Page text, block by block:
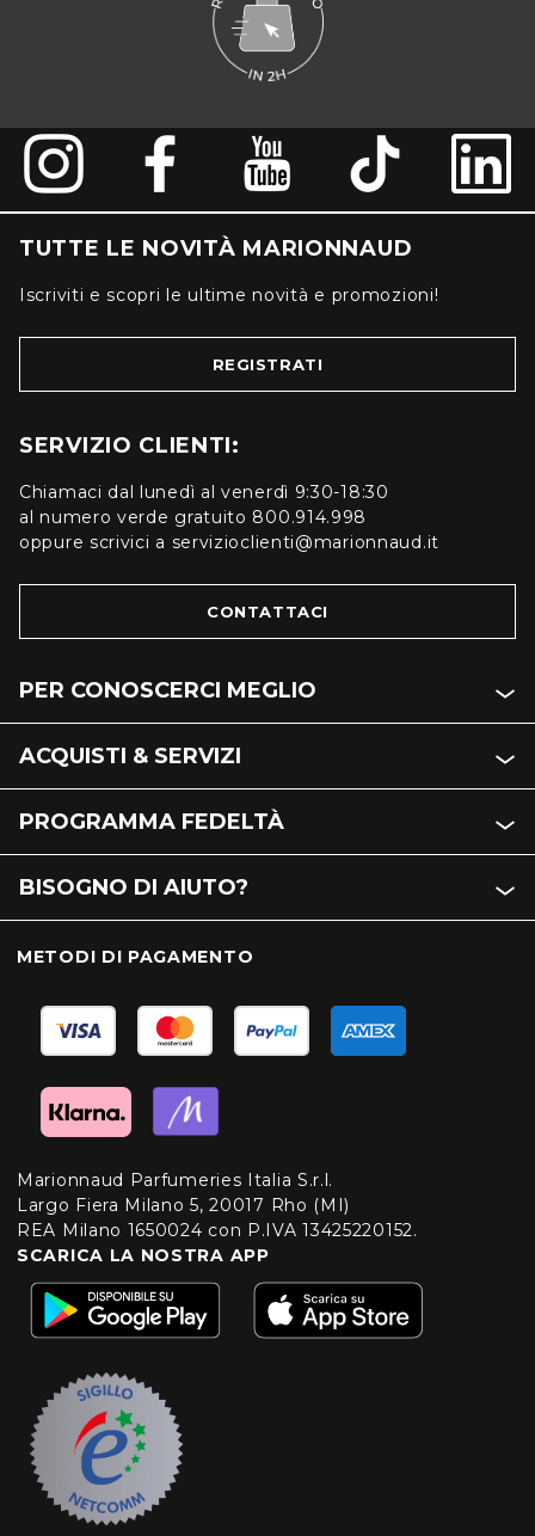
TUTTE LE NOVITÀ MARIONNAUD
Iscriviti e scopri le ultime novità e promozioni!
REGISTRATI
SERVIZIO CLIENTI:
Chiamaci dal lunedì al venerdì 9:30-18:30
al numero verde gratuito 800.914.998
oppure scrivici a servizioclienti@marionnaud.it
CONTATTACI
PER CONOSCERCI MEGLIO
ACQUISTI & SERVIZI
PROGRAMMA FEDELTÀ
BISOGNO DI AIUTO?
METODI DI PAGAMENTO
Marionnaud Parfumeries Italia S.r.l.
Largo Fiera Milano 5, 20017 Rho (MI)
REA Milano 1650024 con P.IVA 13425220152.
SCARICA LA NOSTRA APP